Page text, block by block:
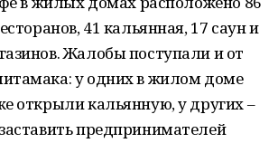
41 кальянная, 17 саун и
Жалобы поступали и от
у одних в жилом доме
открыли кальянную, у других –
предпринимателей